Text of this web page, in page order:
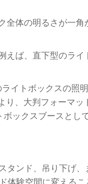
体の明るさが一角
ば、直下型のライ
イトボックスの照
、大判フォーマッ
ボックスブースと
タンド、吊り下げ